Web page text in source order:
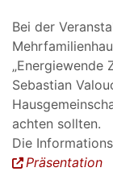
Bei der
„Energiewende
Sebastian
achten sollten.
Die
Präsentation